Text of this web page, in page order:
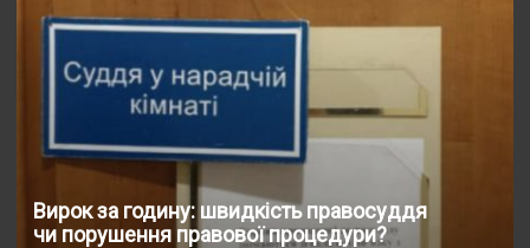
Вирок за годину: швидкість правосуддя
чи порушення правової процедури?